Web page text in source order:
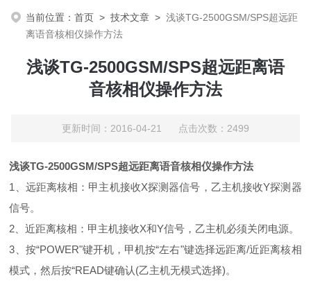
当前位置：首页 >技术文章 >浅谈TG-2500GSM/SPS超远距
离语音核相仪操作方法
浅谈TG-2500GSM/SPS超远距离语
音核相仪操作方法
更新时间：2016-04-21 点击次数：2499
浅谈TG-2500GSM/SPS超远距离语音核相仪操作方法
1、远距离核相：甲主机接收X探测器信号，乙主机接收Y探测器
信号。
2、近距离核相：甲主机接收X和Y信号，乙主机必须关闭电源。
3、按“POWER"键开机，甲机按“左右"键选择远距离/近距离核相
模式，然后按“READ键确认(乙主机无模式选择)。